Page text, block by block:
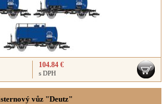
104.84 €
s DPH
vůz "Deutz"